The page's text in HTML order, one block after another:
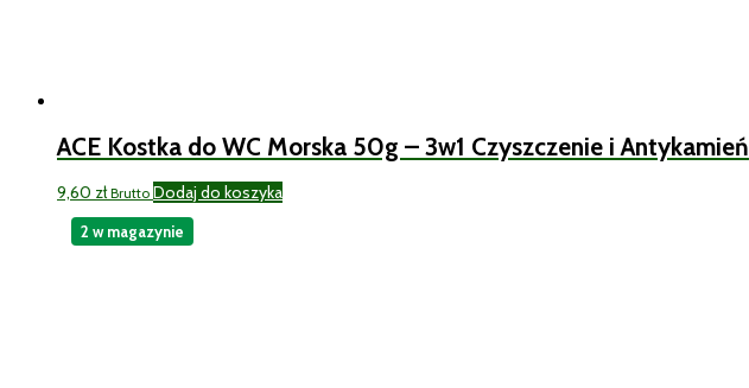
ACE Kostka do WC Morska 50g – 3w1 Czyszczenie i Antykamień
9,60 zł Brutto Dodaj do koszyka
2 w magazynie